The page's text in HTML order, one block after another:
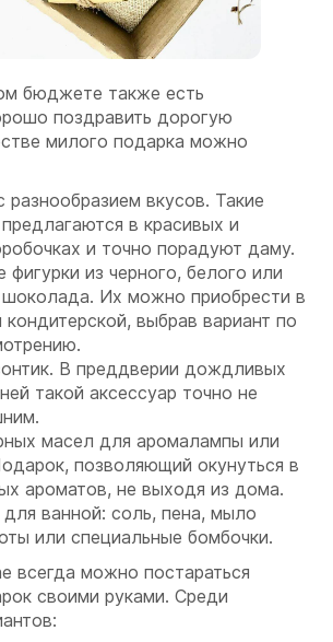
бюджете также есть
поздравить дорогую
милого подарка можно
разнообразием вкусов. Такие
в красивых и
и точно порадуют даму.
фигурки из черного, белого или
Их можно приобрести в
выбрав вариант по
В преддверии дождливых
такой аксессуар точно не
масел для аромалампы или
позволяющий окунуться в
ароматов, не выходя из дома.
ванной: соль, пена, мыло
или специальные бомбочки.
всегда можно постараться
своими руками. Среди